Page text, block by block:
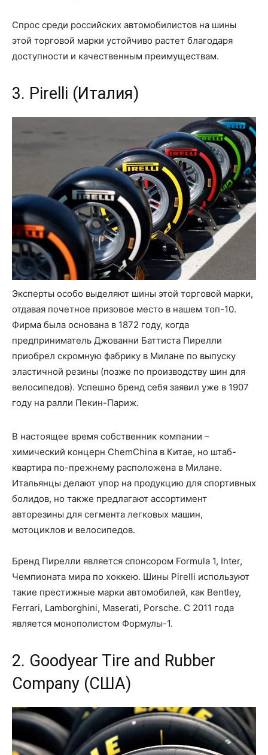
Спрос среди российских автомобилистов на шины
этой торговой марки устойчиво растет благодаря
доступности и качественным преимуществам.
3. Pirelli (Италия)
Эксперты особо выделяют шины этой торговой марки,
отдавая почетное призовое место в нашем топ-10.
Фирма была основана в 1872 году, когда
предприниматель Джованни Баттиста Пирелли
приобрел скромную фабрику в Милане по выпуску
эластичной резины (позже по производству шин для
велосипедов). Успешно бренд себя заявил уже в 1907
году на ралли Пекин-Париж.
В настоящее время собственник компании –
химический концерн ChemChina в Китае, но штаб-
квартира по-прежнему расположена в Милане.
Итальянцы делают упор на продукцию для спортивных
болидов, но также предлагают ассортимент
авторезины для сегмента легковых машин,
мотоциклов и велосипедов.
Бренд Пирелли является спонсором Formula 1, Inter,
Чемпионата мира по хоккею. Шины Pirelli используют
такие престижные марки автомобилей, как Bentley,
Ferrari, Lamborghini, Maserati, Porsche. С 2011 года
является монополистом Формулы-1.
2. Goodyear Tire and Rubber
Company (США)